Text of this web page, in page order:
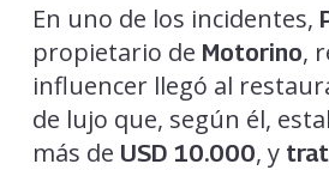
En uno de los incidentes,
propietario de Motorino,
influencer llegó al
de lujo que, según él,
más de USD 10.000, y